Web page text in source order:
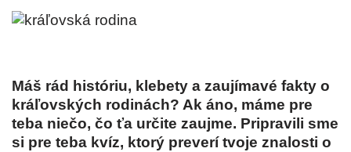
Máš rád históriu, klebety a zaujímavé fakty o
kráľovských rodinách? Ak áno, máme pre
teba niečo, čo ťa určite zaujme. Pripravili sme
si pre teba kvíz, ktorý preverí tvoje znalosti o